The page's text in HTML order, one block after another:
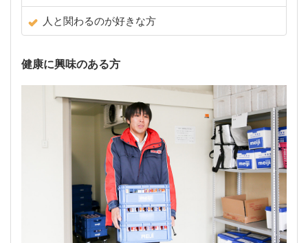
人と関わるのが好きな方
健康に興味のある方